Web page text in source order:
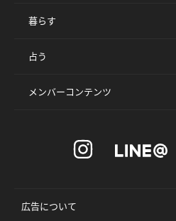
暮らす
占う
メンバーコンテンツ
広告について